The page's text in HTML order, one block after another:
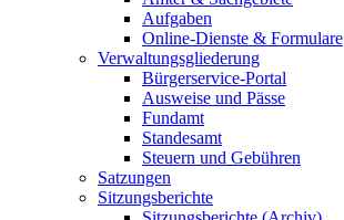
Aufgaben
Online-Dienste & Formulare
Verwaltungsgliederung
Bürgerservice-Portal
Ausweise und Pässe
Fundamt
Standesamt
Steuern und Gebühren
Satzungen
Sitzungsberichte